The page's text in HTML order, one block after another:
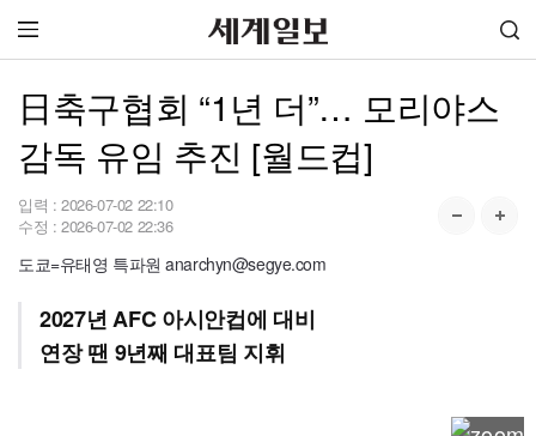
日축구협회 “1년 더”… 모리야스
감독 유임 추진 [월드컵]
입력 : 2026-07-02 22:10
수정 : 2026-07-02 22:36
도쿄=유태영 특파원 anarchyn@segye.com
2027년 AFC 아시안컵에 대비
연장 땐 9년째 대표팀 지휘